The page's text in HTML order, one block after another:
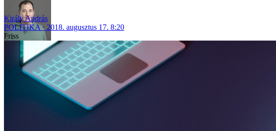
Király András
POLITIKA
2018. augusztus 17. 8:20
Friss